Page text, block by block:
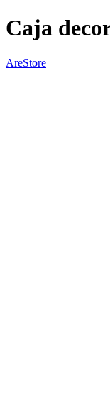
Caja
AreStore